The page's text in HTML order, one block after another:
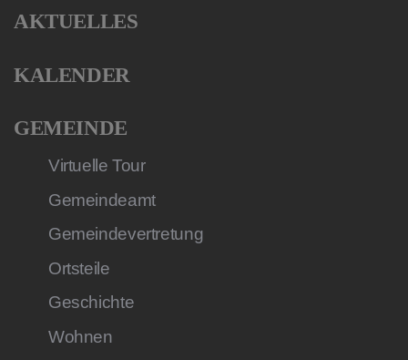
AKTUELLES
KALENDER
GEMEINDE
Virtuelle Tour
Gemeindeamt
Gemeindevertretung
Ortsteile
Geschichte
Wohnen